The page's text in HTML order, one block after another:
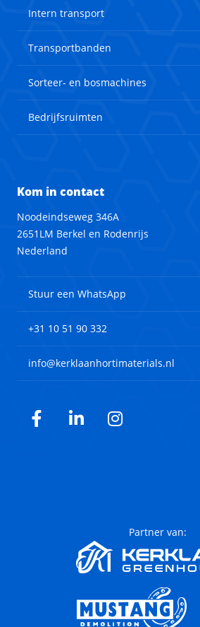
Intern transport
Transportbanden
Sorteer- en bosmachines
Bedrijfsruimten
Kom in contact
Noodeindseweg 346A
2651LM Berkel en Rodenrijs
Nederland
Stuur een WhatsApp
+31 10 51 90 332
info@kerklaanhortimaterials.nl
Facebook
LinkedInInstagram
Partner van: